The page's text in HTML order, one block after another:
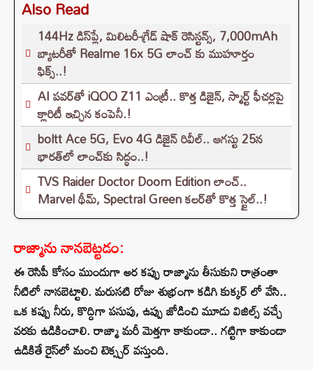
Also Read
144Hz డిస్‌ప్లే, మిలిటరీ-గ్రేడ్ షాక్ రెసిస్టన్స్, 7,000mAh
బ్యాటరీతో Realme 16x 5G లాంచ్ కు ముహూర్తం
ఫిక్స్..!
AI పవర్‌తో iQOO Z11 ఎంట్రీ.. కొత్త డిజైన్, స్మార్ట్ ఫీచర్లపై
క్లారిటీ ఇచ్చిన కంపెనీ.!
boltt Ace 5G, Evo 4G డిజైన్ రివీల్.. ఆగస్టు 25న
భారత్‌లో లాంచ్‌కు సిద్ధం..!
TVS Raider Doctor Doom Edition లాంచ్..
Marvel థీమ్, Spectral Green కలర్‌తో కొత్త స్టైల్..!
రాజ్మాను నానబెట్టడం:
ఈ రెసిపీ కోసం ముందుగా అర కప్పు రాజ్మాను తీసుకుని రాత్రంతా
నీటిలో నానబెట్టాలి. మరుసటి రోజు శుభ్రంగా కడిగి కుక్కర్‌ లో వేసి..
ఒక కప్పు నీరు, కొద్దిగా పసుపు, ఉప్పు జోడించి మూడు విజిల్స్ వచ్చే
వరకు ఉడికించాలి. రాజ్మా మరీ మెత్తగా కాకుండా.. గట్టిగా కాకుండా
ఉడికితే రైస్‌లో మంచి టెక్స్చర్ వస్తుంది.